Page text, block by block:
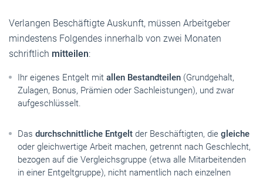
Verlangen Beschäftigte Auskunft, müssen Arbeitgeber
mindestens Folgendes innerhalb von zwei Monaten
schriftlich mitteilen:
Ihr eigenes Entgelt mit allen Bestandteilen (Grundgehalt,
Zulagen, Bonus, Prämien oder Sachleistungen), und zwar
aufgeschlüsselt.
Das durchschnittliche Entgelt der Beschäftigten, die gleiche
oder gleichwertige Arbeit machen, getrennt nach Geschlecht,
bezogen auf die Vergleichsgruppe (etwa alle Mitarbeitenden
in einer Entgeltgruppe), nicht namentlich nach einzelnen